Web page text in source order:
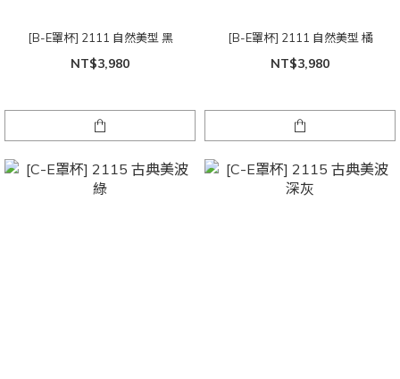
[B-E罩杯] 2111 自然美型 黑
NT$3,980
[B-E罩杯] 2111 自然美型 橘
NT$3,980